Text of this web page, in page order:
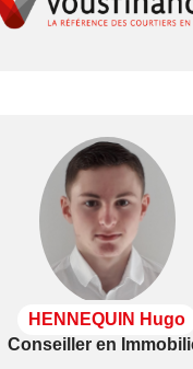
HENNEQUIN Hugo
Conseiller en